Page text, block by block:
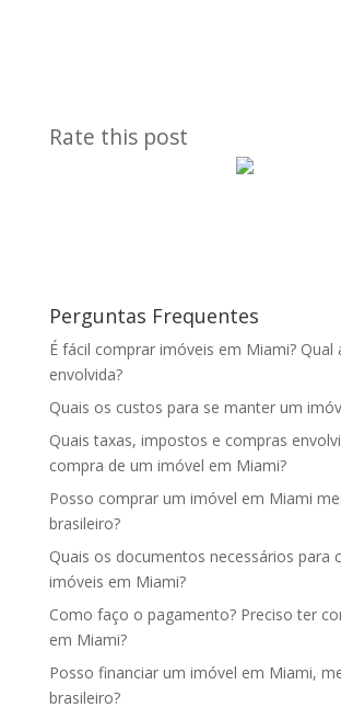
Rate this post
Perguntas Frequentes
É fácil comprar imóveis em Miami? Qual
envolvida?
Quais os custos para se manter um
Quais taxas, impostos e compras
compra de um imóvel em Miami?
Posso comprar um imóvel em Miami
brasileiro?
Quais os documentos necessários para
imóveis em Miami?
Como faço o pagamento? Preciso ter
em Miami?
Posso financiar um imóvel em Miami,
brasileiro?